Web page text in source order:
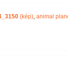
(kép), animal